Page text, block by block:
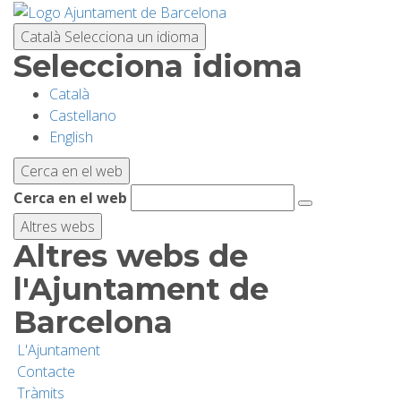
Català Selecciona un idioma
Selecciona idioma
Català
Castellano
English
Cerca en el web
Cerca en el web
Altres webs
Altres webs de
l'Ajuntament de
Barcelona
L'Ajuntament
Contacte
Tràmits
Vés
contingut
PLANIFICA LA VISITA
BIODIVERSITAT
ACTIVITATS
ESCOLES
RECERCA I CONSERVACIÓ
SOSTENIBILITAT